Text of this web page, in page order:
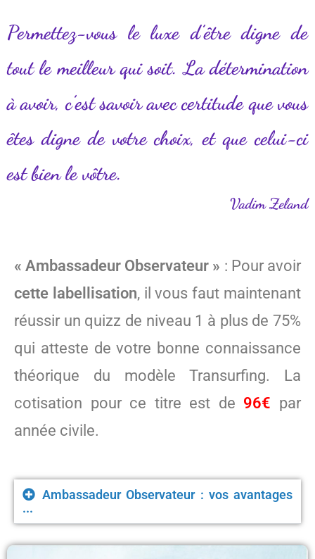
Permettez-vous le luxe d’être digne de
tout le meilleur qui soit. La détermination
à avoir, c’est savoir avec certitude que vous
êtes digne de votre choix, et que celui-ci
est bien le vôtre.
Vadim Zeland
« Ambassadeur Observateur » : Pour avoir
cette labellisation, il vous faut maintenant
réussir un quizz de niveau 1 à plus de 75%
qui atteste de votre bonne connaissance
théorique du modèle Transurfing. La
cotisation pour ce titre est de 96€ par
année civile.
Ambassadeur Observateur : vos avantages
...